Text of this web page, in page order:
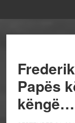
Papës
këngë…